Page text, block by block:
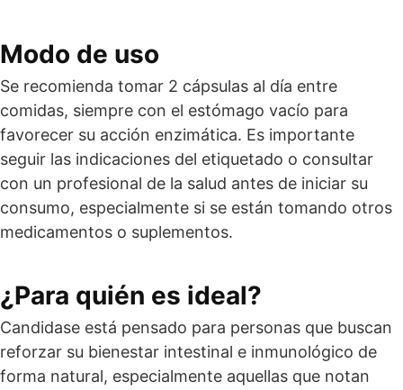
Modo de uso
Se recomienda tomar 2 cápsulas al día entre
comidas, siempre con el estómago vacío para
favorecer su acción enzimática. Es importante
seguir las indicaciones del etiquetado o consultar
con un profesional de la salud antes de iniciar su
consumo, especialmente si se están tomando otros
medicamentos o suplementos.
¿Para quién es ideal?
Candidase está pensado para personas que buscan
reforzar su bienestar intestinal e inmunológico de
forma natural, especialmente aquellas que notan